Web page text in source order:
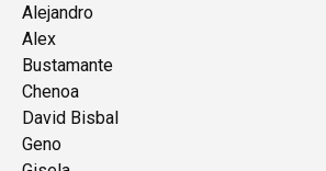
Alejandro
Alex
Bustamante
Chenoa
David Bisbal
Geno